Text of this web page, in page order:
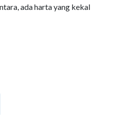
ada harta yang kekal